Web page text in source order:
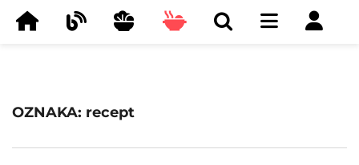
OZNAKA: recept